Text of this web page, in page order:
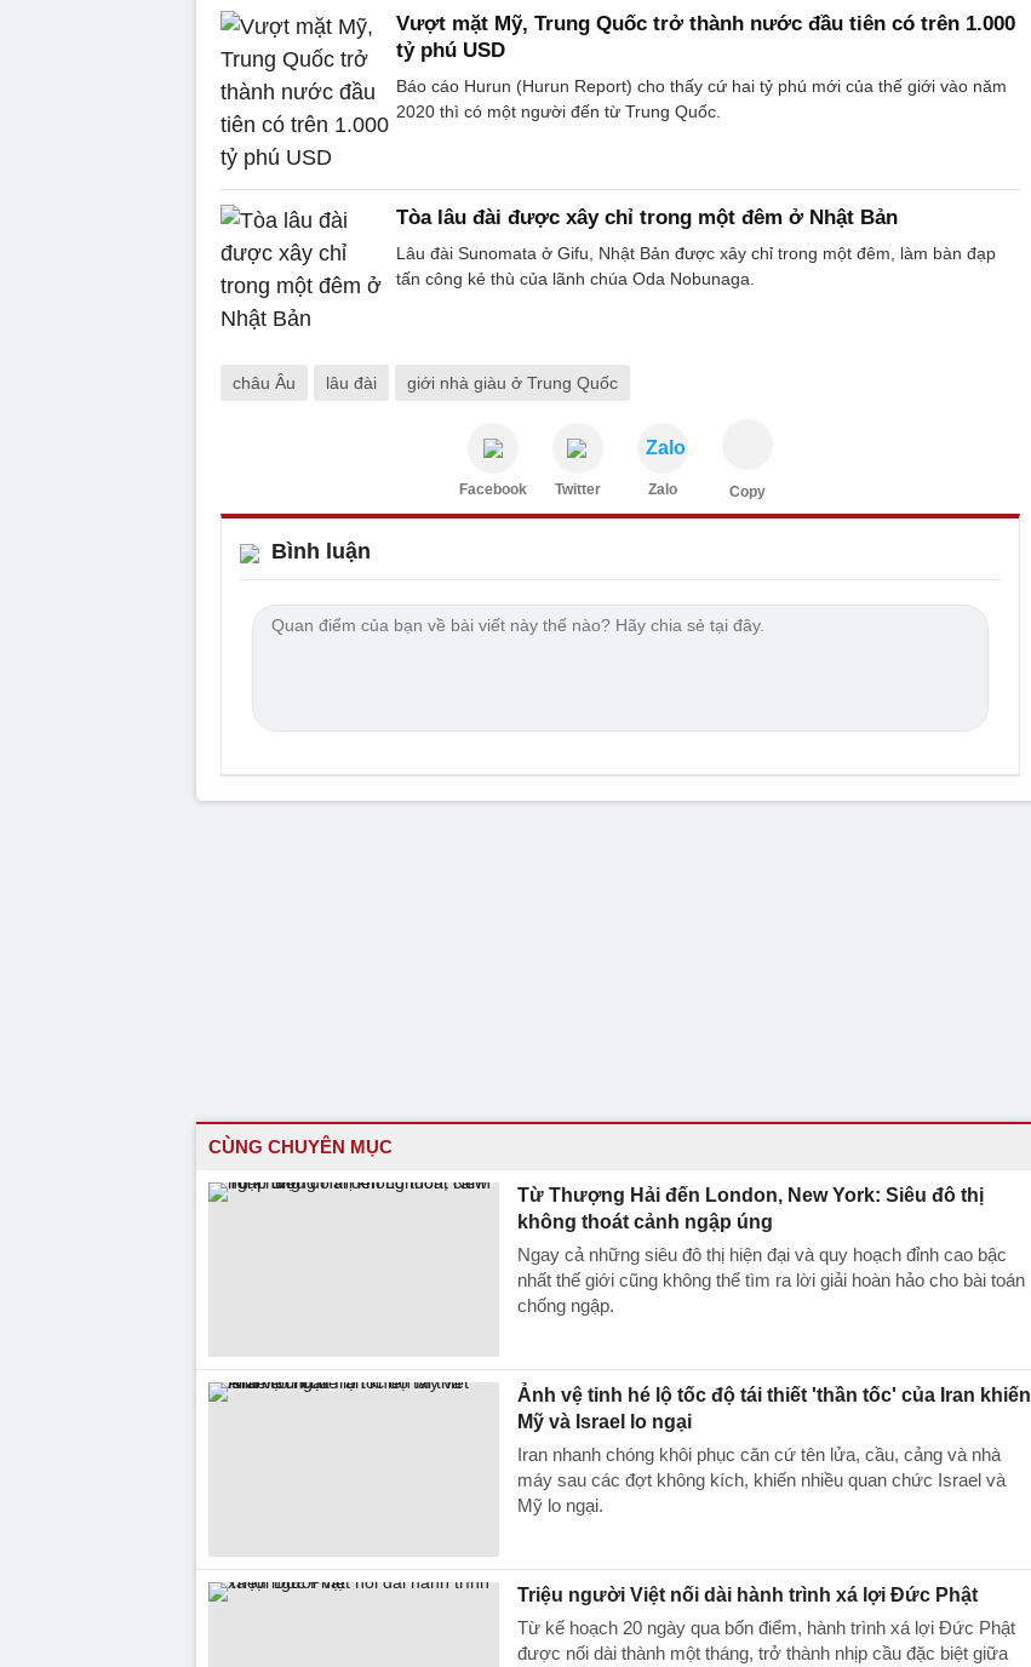
Vượt mặt Mỹ, Trung Quốc trở thành nước đầu tiên có trên 1.000
tỷ phú USD
Báo cáo Hurun (Hurun Report) cho thấy cứ hai tỷ phú mới của thế giới vào năm
2020 thì có một người đến từ Trung Quốc.
Tòa lâu đài được xây chỉ trong một đêm ở Nhật Bản
Lâu đài Sunomata ở Gifu, Nhật Bản được xây chỉ trong một đêm, làm bàn đạp
tấn công kẻ thù của lãnh chúa Oda Nobunaga.
châu Âu lâu đài giới nhà giàu ở Trung Quốc
Facebook Twitter
Zalo
Zalo Copy
Bình luận
CÙNG CHUYÊN MỤC
Từ Thượng Hải đến London, New York: Siêu đô thị
không thoát cảnh ngập úng
Ngay cả những siêu đô thị hiện đại và quy hoạch đỉnh cao bậc
nhất thế giới cũng không thể tìm ra lời giải hoàn hảo cho bài toán
chống ngập.
Ảnh vệ tinh hé lộ tốc độ tái thiết 'thần tốc' của Iran khiến
Mỹ và Israel lo ngại
Iran nhanh chóng khôi phục căn cứ tên lửa, cầu, cảng và nhà
máy sau các đợt không kích, khiến nhiều quan chức Israel và
Mỹ lo ngại.
Triệu người Việt nối dài hành trình xá lợi Đức Phật
Từ kế hoạch 20 ngày qua bốn điểm, hành trình xá lợi Đức Phật
được nối dài thành một tháng, trở thành nhịp cầu đặc biệt giữa